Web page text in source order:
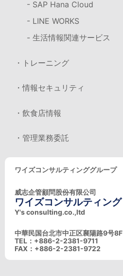
- SAP Hana Cloud
- LINE WORKS
- 生活情報関連サービス
・トレーニング
・情報セキュリティ
・飲食店情報
・管理業務委託
ワイズコンサルティンググループ
威志企管顧問股份有限公司
ワイズコンサルティング
Y's consulting.co.,ltd
中華民国台北市中正区襄陽路9号8F
TEL：+886-2-2381-9711
FAX：+886-2-2381-9722